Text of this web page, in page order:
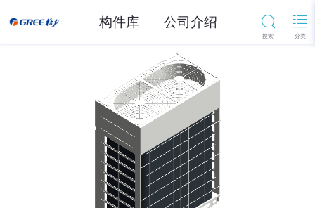
构件库 公司介绍